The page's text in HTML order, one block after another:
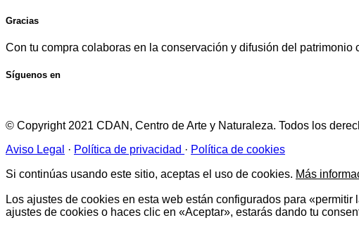
Gracias
Con tu compra colaboras en la conservación y difusión del patrimonio
Síguenos en
© Copyright 2021 CDAN, Centro de Arte y Naturaleza. Todos los
Aviso Legal · Política de privacidad · Política de cookies
Si continúas usando este sitio, aceptas el uso de cookies. Más
Los ajustes de cookies en esta web están configurados para
ajustes de cookies o haces clic en «Aceptar», estarás dando tu